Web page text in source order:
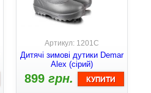
Артикул: 1201C
Дитячі зимові дутики Demar
Alex (сірий)
899грн.